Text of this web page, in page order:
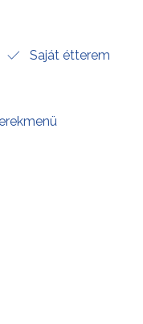
Saját étterem